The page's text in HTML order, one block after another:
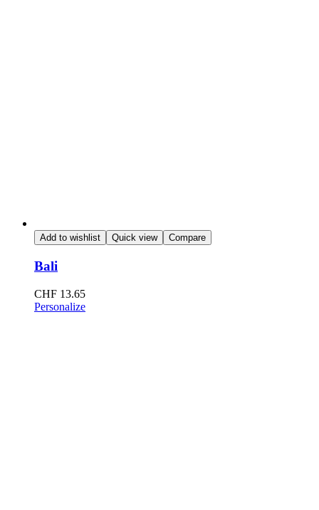
Add to wishlist Quick view Compare
Bali
CHF 13.65
Personalize